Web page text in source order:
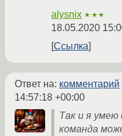
alysnix ★★★
18.05.2020
Ссылка
Ответ на: комментарий
14:57:18 +00:00
Так и я умею
команда